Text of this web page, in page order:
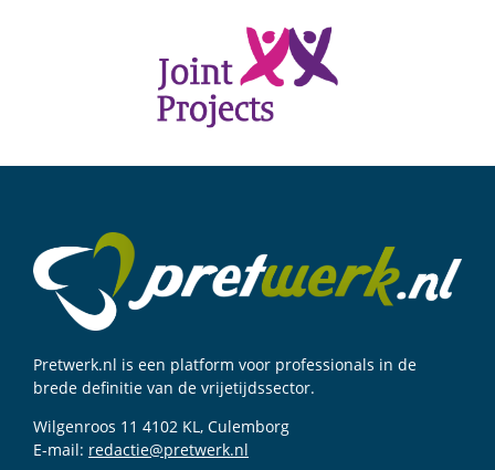
Pretwerk.nl is een platform voor professionals in de
brede definitie van de vrijetijdssector.
Wilgenroos 11 4102 KL, Culemborg
E-mail: redactie@pretwerk.nl